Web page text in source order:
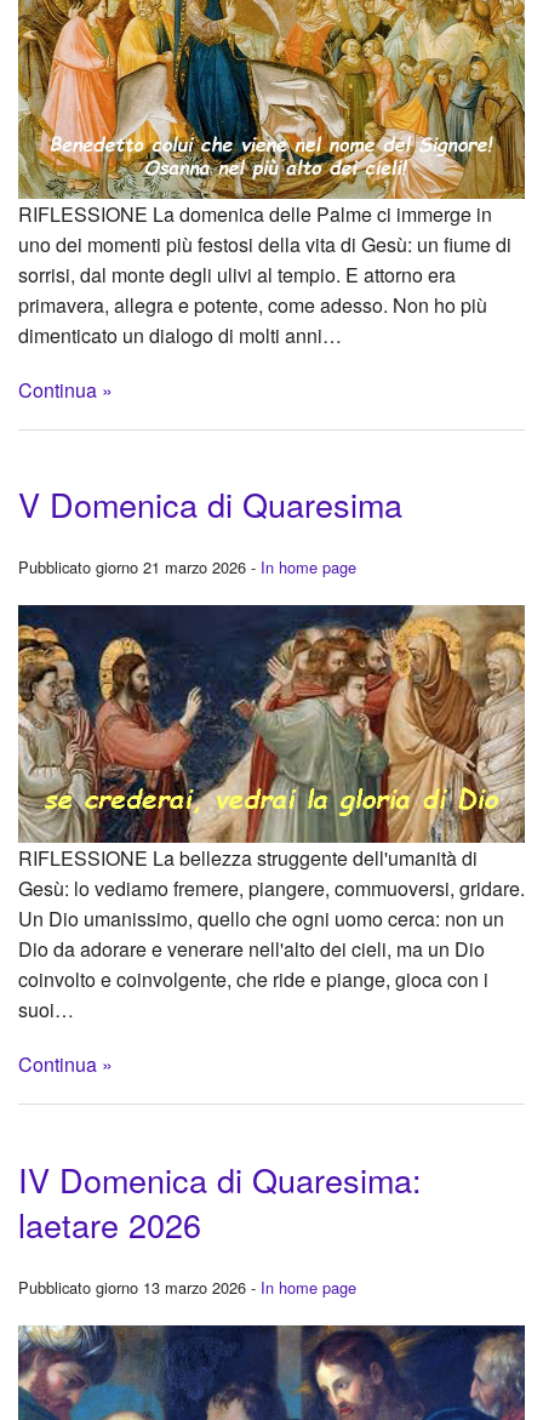
RIFLESSIONE La domenica delle Palme ci immerge in
uno dei momenti più festosi della vita di Gesù: un fiume di
sorrisi, dal monte degli ulivi al tempio. E attorno era
primavera, allegra e potente, come adesso. Non ho più
dimenticato un dialogo di molti anni…
Continua »
V Domenica di Quaresima
Pubblicato giorno 21 marzo 2026 - In home page
RIFLESSIONE La bellezza struggente dell'umanità di
Gesù: lo vediamo fremere, piangere, commuoversi, gridare.
Un Dio umanissimo, quello che ogni uomo cerca: non un
Dio da adorare e venerare nell'alto dei cieli, ma un Dio
coinvolto e coinvolgente, che ride e piange, gioca con i
suoi…
Continua »
IV Domenica di Quaresima:
laetare 2026
Pubblicato giorno 13 marzo 2026 - In home page